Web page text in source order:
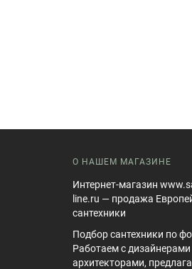
О НАШЕМ МАГАЗИНЕ
Интернет-магазин
line.ru — продажа
сантехники
Подбор сантехники по
Работаем с дизайнерами
архитекторами,